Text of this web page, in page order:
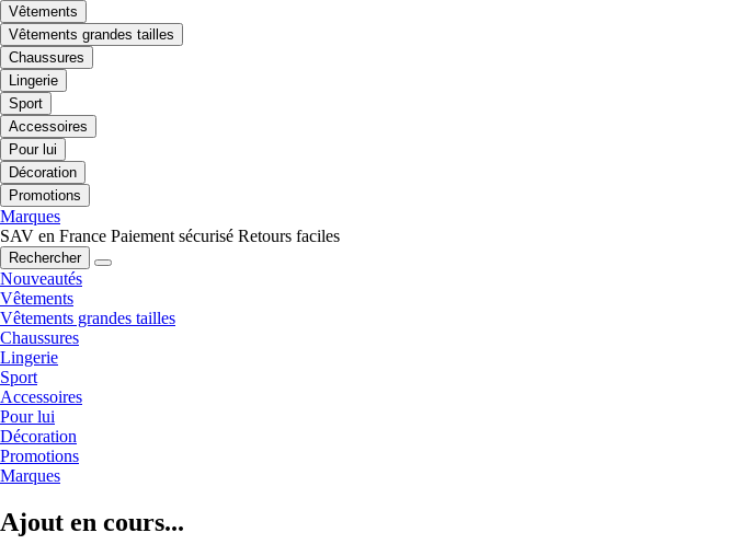
Vêtements
Vêtements grandes tailles
Chaussures
Lingerie
Sport
Accessoires
Pour lui
Décoration
Promotions
Marques
SAV en France Paiement sécurisé Retours faciles
Rechercher
Nouveautés
Vêtements
Vêtements grandes tailles
Chaussures
Lingerie
Sport
Accessoires
Pour lui
Décoration
Promotions
Marques
Ajout en cours...